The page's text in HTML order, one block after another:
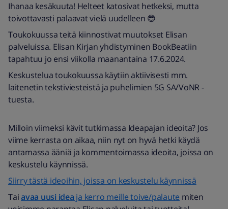
Ihanaa kesäkuuta! Helteet katosivat hetkeksi, mutta
toivottavasti palaavat vielä uudelleen 😎
Toukokuussa teitä kiinnostivat muutokset Elisan
palveluissa. Elisan Kirjan yhdistyminen BookBeatiin
tapahtuu jo ensi viikolla maanantaina 17.6.2024.
Keskustelua toukokuussa käytiin aktiivisesti mm.
laitenetin tekstiviesteistä ja puhelimien 5G SA/VoNR -
tuesta.
Milloin viimeksi kävit tutkimassa Ideapajan ideoita? Jos
viime kerrasta on aikaa, niin nyt on hyvä hetki käydä
antamassa ääniä ja kommentoimassa ideoita, joissa on
keskustelu käynnissä.
Siirry tästä ideoihin, joissa on keskustelu käynnissä
Taiavaa uusi idea ja kerro meille toive/palaute miten